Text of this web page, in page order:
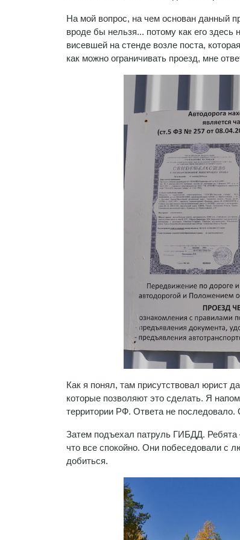
На мой вопрос, на чем основан данный
вроде бы нельзя... потому как его здесь
висевшей на стенде возле поста,
как можно ограничивать проезд, мне
Как я понял, там присутствовал юрист
которые позволяют это сделать. Я
территории РФ. Ответа не последовало.
Затем подъехал патруль ГИБДД.
что все спокойно. Они побеседовали с
добиться.